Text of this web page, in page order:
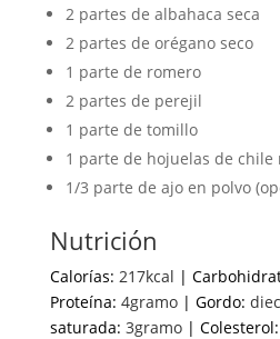
2 partes de albahaca seca
2 partes de orégano seco
1 parte de romero
2 partes de perejil
1 parte de tomillo
1 parte de hojuelas de chile
1/3 parte de ajo en polvo
Nutrición
Calorías: 217kcal |
Proteína: 4gramo| Gordo:
saturada: 3gramo| Colesterol: